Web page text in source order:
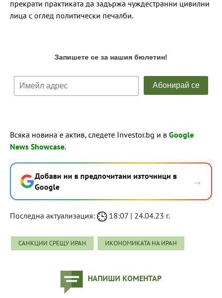
прекрати практиката да задържа чуждестранни цивилни
лица с оглед политически печалби.
Всяка новина е актив, следете Investor.bg и в Google
News Showcase.
Добави ни в предпочитани източници в
Google
→
Последна актуализация: 18:07 | 24.04.23 г.
САНКЦИИ СРЕЩУ ИРАН ИКОНОМИКАТА НА ИРАН
НАПИШИ КОМЕНТАР